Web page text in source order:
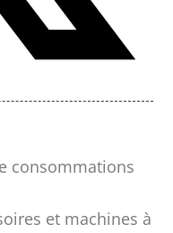
consommations
et machines à